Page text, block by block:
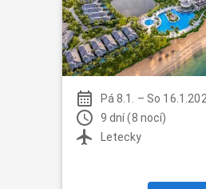
Pá 8.1. – So
9 dní (8 nocí)
Letecky